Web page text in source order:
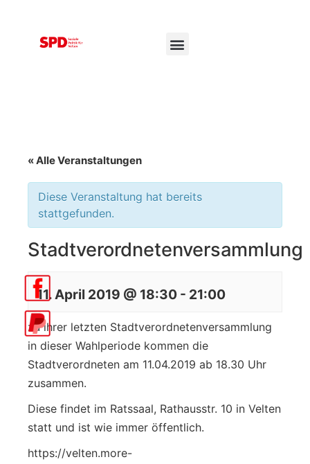
« Alle Veranstaltungen
Diese Veranstaltung hat bereits
stattgefunden.
Stadtverordnetenversammlung
11. April 2019 @ 18:30 - 21:00
zu ihrer letzten Stadtverordnetenversammlung
in dieser Wahlperiode kommen die
Stadtverordneten am 11.04.2019 ab 18.30 Uhr
zusammen.
Diese findet im Ratssaal, Rathausstr. 10 in Velten
statt und ist wie immer öffentlich.
https://velten.more-